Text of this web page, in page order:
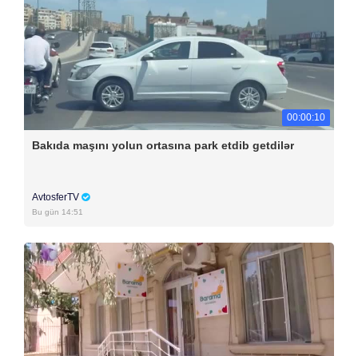
00:00:10
Bakıda maşını yolun ortasına park etdib getdilər
AvtosferTV
Bu gün 14:51